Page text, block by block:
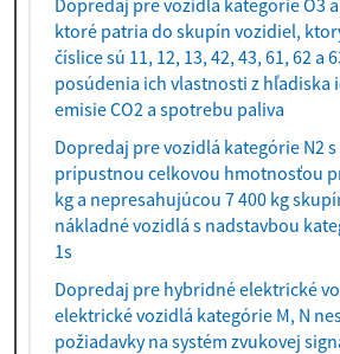
Dopredaj pre vozidlá kategórie O3
ktoré patria do skupín vozidiel,
číslice sú 11, 12, 13, 42, 43, 61, 62 a
posúdenia ich vlastnosti z hľadiska
emisie CO2 a spotrebu paliva
Dopredaj pre vozidlá kategórie N2
prípustnou celkovou hmotnosťou
kg a nepresahujúcou 7 400 kg
nákladné vozidlá s nadstavbou
1s
Dopredaj pre hybridné elektrické
elektrické vozidlá kategórie M, N
požiadavky na systém zvukovej